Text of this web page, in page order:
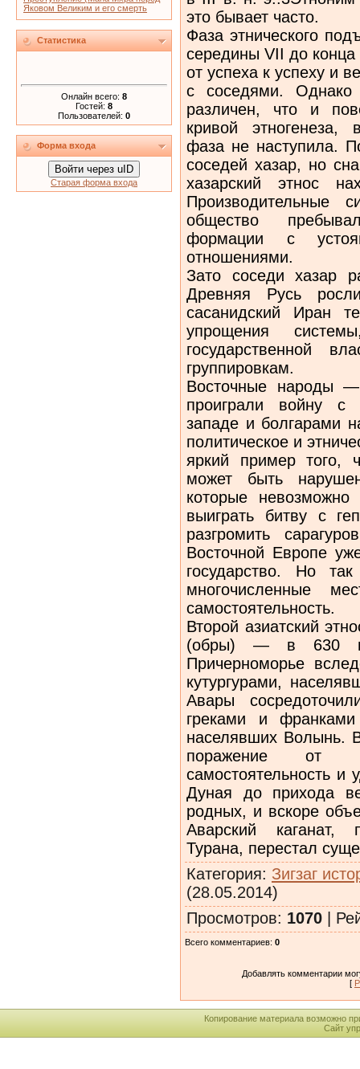
Яковом Великим и его смерть
Статистика
Онлайн всего: 8
Гостей: 8
Пользователей: 0
Форма входа
Войти через uID
Старая форма входа
это бывает часто.
Фаза этнического
середины VII до
от успеха к успеху и
с соседями. Однако
различен, что и
кривой этногенеза,
фаза не наступила.
соседей хазар, но
хазарский этнос
Производительные
общество
формации с
отношениями.
Зато соседи хазар
Древняя Русь
сасанидский Иран
упрощения
государственной
группировкам.
Восточные народы
проиграли войну с
западе и болгарами
политическое и
яркий пример того,
может быть
которые
выиграть битву с
разгромить
Восточной Европе
государство. Но
многочисленные
самостоятельность.
Второй азиатский
(обры) — в 630 г.
Причерноморье
кутургурами,
Авары
греками и франками
населявших Волынь.
поражение от
самостоятельность и
Дуная до прихода
родных, и вскоре
Аварский каганат,
Турана, перестал
Категория: Зигзаг
(28.05.2014)
Просмотров: 1070 |
Всего комментариев: 0
Добавлять комментарии
[
Копирование материала возможно
Сайт